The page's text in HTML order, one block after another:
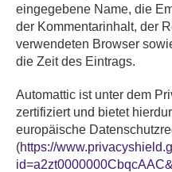
eingegebene Name, die
der Kommentarinhalt, der
verwendeten Browser
die Zeit des Eintrags.
Automattic ist unter dem
zertifiziert und bietet
europäische
(https://